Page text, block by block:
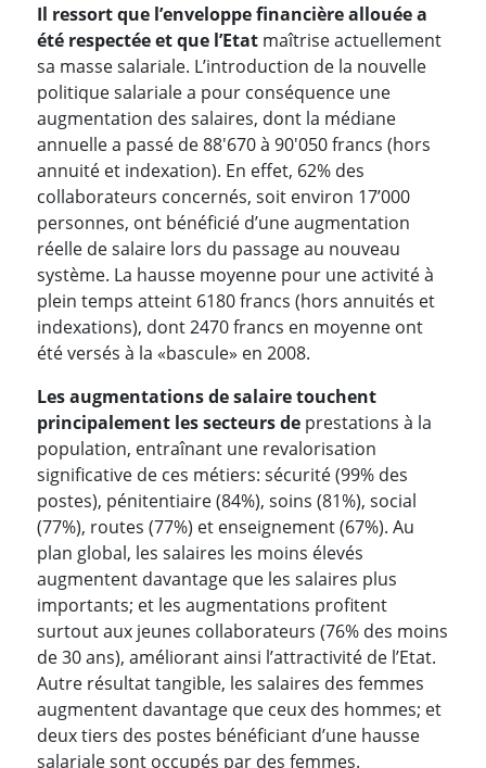
Il ressort que l’enveloppe financière allouée a
été respectée et que l’Etat maîtrise actuellement
sa masse salariale. L’introduction de la nouvelle
politique salariale a pour conséquence une
augmentation des salaires, dont la médiane
annuelle a passé de 88'670 à 90'050 francs (hors
annuité et indexation). En effet, 62% des
collaborateurs concernés, soit environ 17’000
personnes, ont bénéficié d’une augmentation
réelle de salaire lors du passage au nouveau
système. La hausse moyenne pour une activité à
plein temps atteint 6180 francs (hors annuités et
indexations), dont 2470 francs en moyenne ont
été versés à la «bascule» en 2008.
Les augmentations de salaire touchent
principalement les secteurs de prestations à la
population, entraînant une revalorisation
significative de ces métiers: sécurité (99% des
postes), pénitentiaire (84%), soins (81%), social
(77%), routes (77%) et enseignement (67%). Au
plan global, les salaires les moins élevés
augmentent davantage que les salaires plus
importants; et les augmentations profitent
surtout aux jeunes collaborateurs (76% des moins
de 30 ans), améliorant ainsi l’attractivité de l’Etat.
Autre résultat tangible, les salaires des femmes
augmentent davantage que ceux des hommes; et
deux tiers des postes bénéficiant d’une hausse
salariale sont occupés par des femmes.